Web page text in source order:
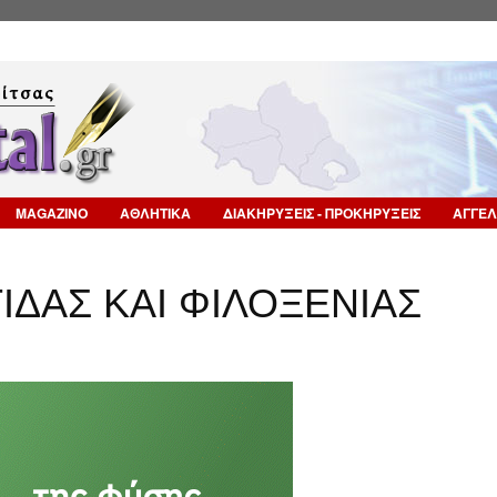
MAGAZINO ΑΘΛΗΤΙΚΑ ΔΙΑΚΗΡΥΞΕΙΣ - ΠΡΟΚΗΡΥΞΕΙΣ
ΚΑΙ ΦΙΛΟΞΕΝΙΑΣ